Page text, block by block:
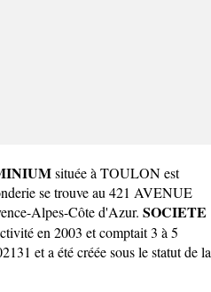
située à TOULON est
se trouve au 421 AVENUE
Alpes-Côte d'Azur. SOCIETE
en 2003 et comptait 3 à 5
et a été créée sous le statut de la